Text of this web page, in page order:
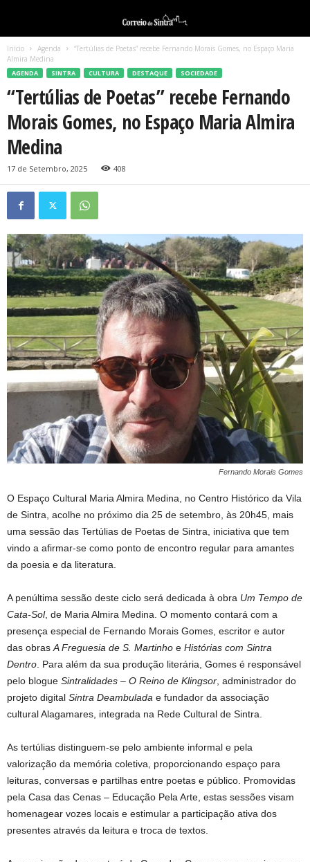
Início Agenda
“Tertúlias de Poetas” recebe Fernando Morais Gomes, no Espaço Maria
Almira Medina
AGENDA SINTRA CULTURA DESTAQUE SOCIEDADE
“Tertúlias de Poetas” recebe Fernando
Morais Gomes, no Espaço Maria Almira
Medina
17 de Setembro, 2025 408
Fernando Morais Gomes
O Espaço Cultural Maria Almira Medina, no Centro Histórico da Vila
de Sintra, acolhe no próximo dia 25 de setembro, às 20h45, mais
uma sessão das Tertúlias de Poetas de Sintra, iniciativa que tem
vindo a afirmar-se como ponto de encontro regular para amantes
da poesia e da literatura.
A penúltima sessão deste ciclo será dedicada à obra Um Tempo de
Cata-Sol, de Maria Almira Medina. O momento contará com a
presença especial de Fernando Morais Gomes, escritor e autor
das obras A Freguesia de S. Martinho e Histórias com Sintra
Dentro . Para além da sua produção literária, Gomes é responsável
pelo blogue Sintralidades – O Reino de Klingsor , administrador do
projeto digital Sintra Deambulada e fundador da associação
cultural Alagamares, integrada na Rede Cultural de Sintra.
As tertúlias distinguem-se pelo ambiente informal e pela
valorização da memória coletiva, proporcionando espaço para
leituras, conversas e partilhas entre poetas e público. Promovidas
pela Casa das Cenas – Educação Pela Arte, estas sessões visam
homenagear vozes locais e estimular a participação ativa dos
presentes através da leitura e troca de textos.